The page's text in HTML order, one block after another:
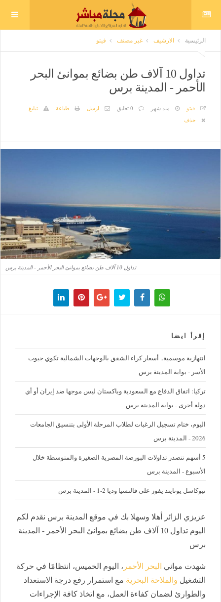
الرئيسية الارشيف غير مصنف فيتو
تداول 10 آلاف طن بضائع بموانئ البحر
الأحمر - المدينة برس
فيتو منذ شهر 0 تعليق ارسل طباعة
تبليغ
حذف
تداول 10 آلاف طن بضائع بموانئ البحر الأحمر - المدينة برس
إقرأ ايضا
‪انتهازية موسمية.. أسعار كراء الشقق بالوجهات الشمالية تكوي جيوب
الأسر - بوابة المدينة برس
تركيا: اتفاق الدفاع مع السعودية وباكستان ليس موجها ضد إيران أو أي
دولة أخرى - بوابة المدينة برس
اليوم، ختام تسجيل الرغبات لطلاب المرحلة الأولى بتنسيق الجامعات
2026 - المدينة برس
5 أسهم تتصدر تداولات البورصة المصرية الصغيرة والمتوسطة خلال
الأسبوع - المدينة برس
نيوكاسل يونايتد يفوز على فالنسيا وديا 2-1 - المدينة برس
عزيزي الزائر أهلا وسهلا بك في موقع المدينة برس نقدم لكم
اليوم تداول 10 آلاف طن بضائع بموانئ البحر الأحمر - المدينة
برس
شهدت مواني البحر الأحمر ، اليوم الخميس، انتظامًا في حركة
التشغيل والملاحة البحرية مع استمرار رفع درجة الاستعداد
والطوارئ لضمان كفاءة العمل، مع اتخاذ كافة الإجراءات